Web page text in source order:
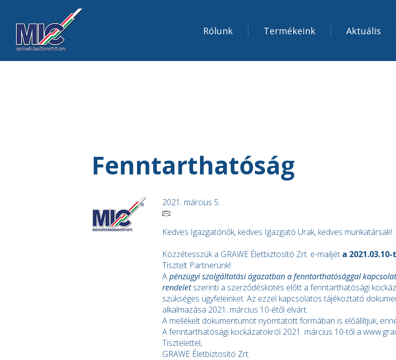
Rólunk Termékeink Aktuális
Fenntarthatóság
2021. március 5.
Kedves Igazgatónők, kedves Igazgató Urak, kedves munkatársak!
Közzétesszük a GRAWE Életbiztosító Zrt. e-mailjét a
Tisztelt Partnerünk!
Apénzügyi szolgáltatási ágazatban a fenntarthatósággal
rendeletszerinti a szerződéskötés előtt a fenntarthatósági
szükséges ügyfeleinket. Az ezzel kapcsolatos tájékoztató
alkalmazása 2021. március 10-étől elvárt.
A mellékelt dokumentumot nyomtatott formában is előállítjuk,
A fenntarthatósági kockázatokról 2021. március 10-től a
Tisztelettel,
GRAWE Életbiztosító Zrt.